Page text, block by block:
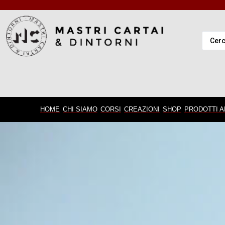
HOME CHI SIAMO CORSI CREAZIONI SHOP PRODOTTI